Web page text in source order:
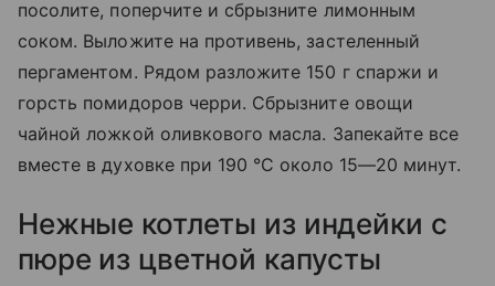
посолите, поперчите и сбрызните лимонным
соком. Выложите на противень, застеленный
пергаментом. Рядом разложите 150 г спаржи и
горсть помидоров черри. Сбрызните овощи
чайной ложкой оливкового масла. Запекайте все
вместе в духовке при 190 °C около 15—20 минут.
Нежные котлеты из индейки с
пюре из цветной капусты